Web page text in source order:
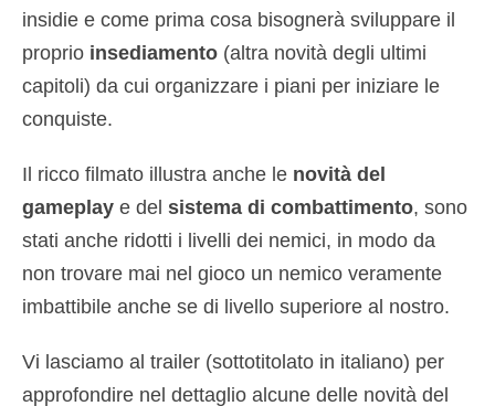
insidie e come prima cosa bisognerà sviluppare il
proprio insediamento (altra novità degli ultimi
capitoli) da cui organizzare i piani per iniziare le
conquiste.
Il ricco filmato illustra anche le novità del
gameplay e del sistema di combattimento, sono
stati anche ridotti i livelli dei nemici, in modo da
non trovare mai nel gioco un nemico veramente
imbattibile anche se di livello superiore al nostro.
Vi lasciamo al trailer (sottotitolato in italiano) per
approfondire nel dettaglio alcune delle novità del